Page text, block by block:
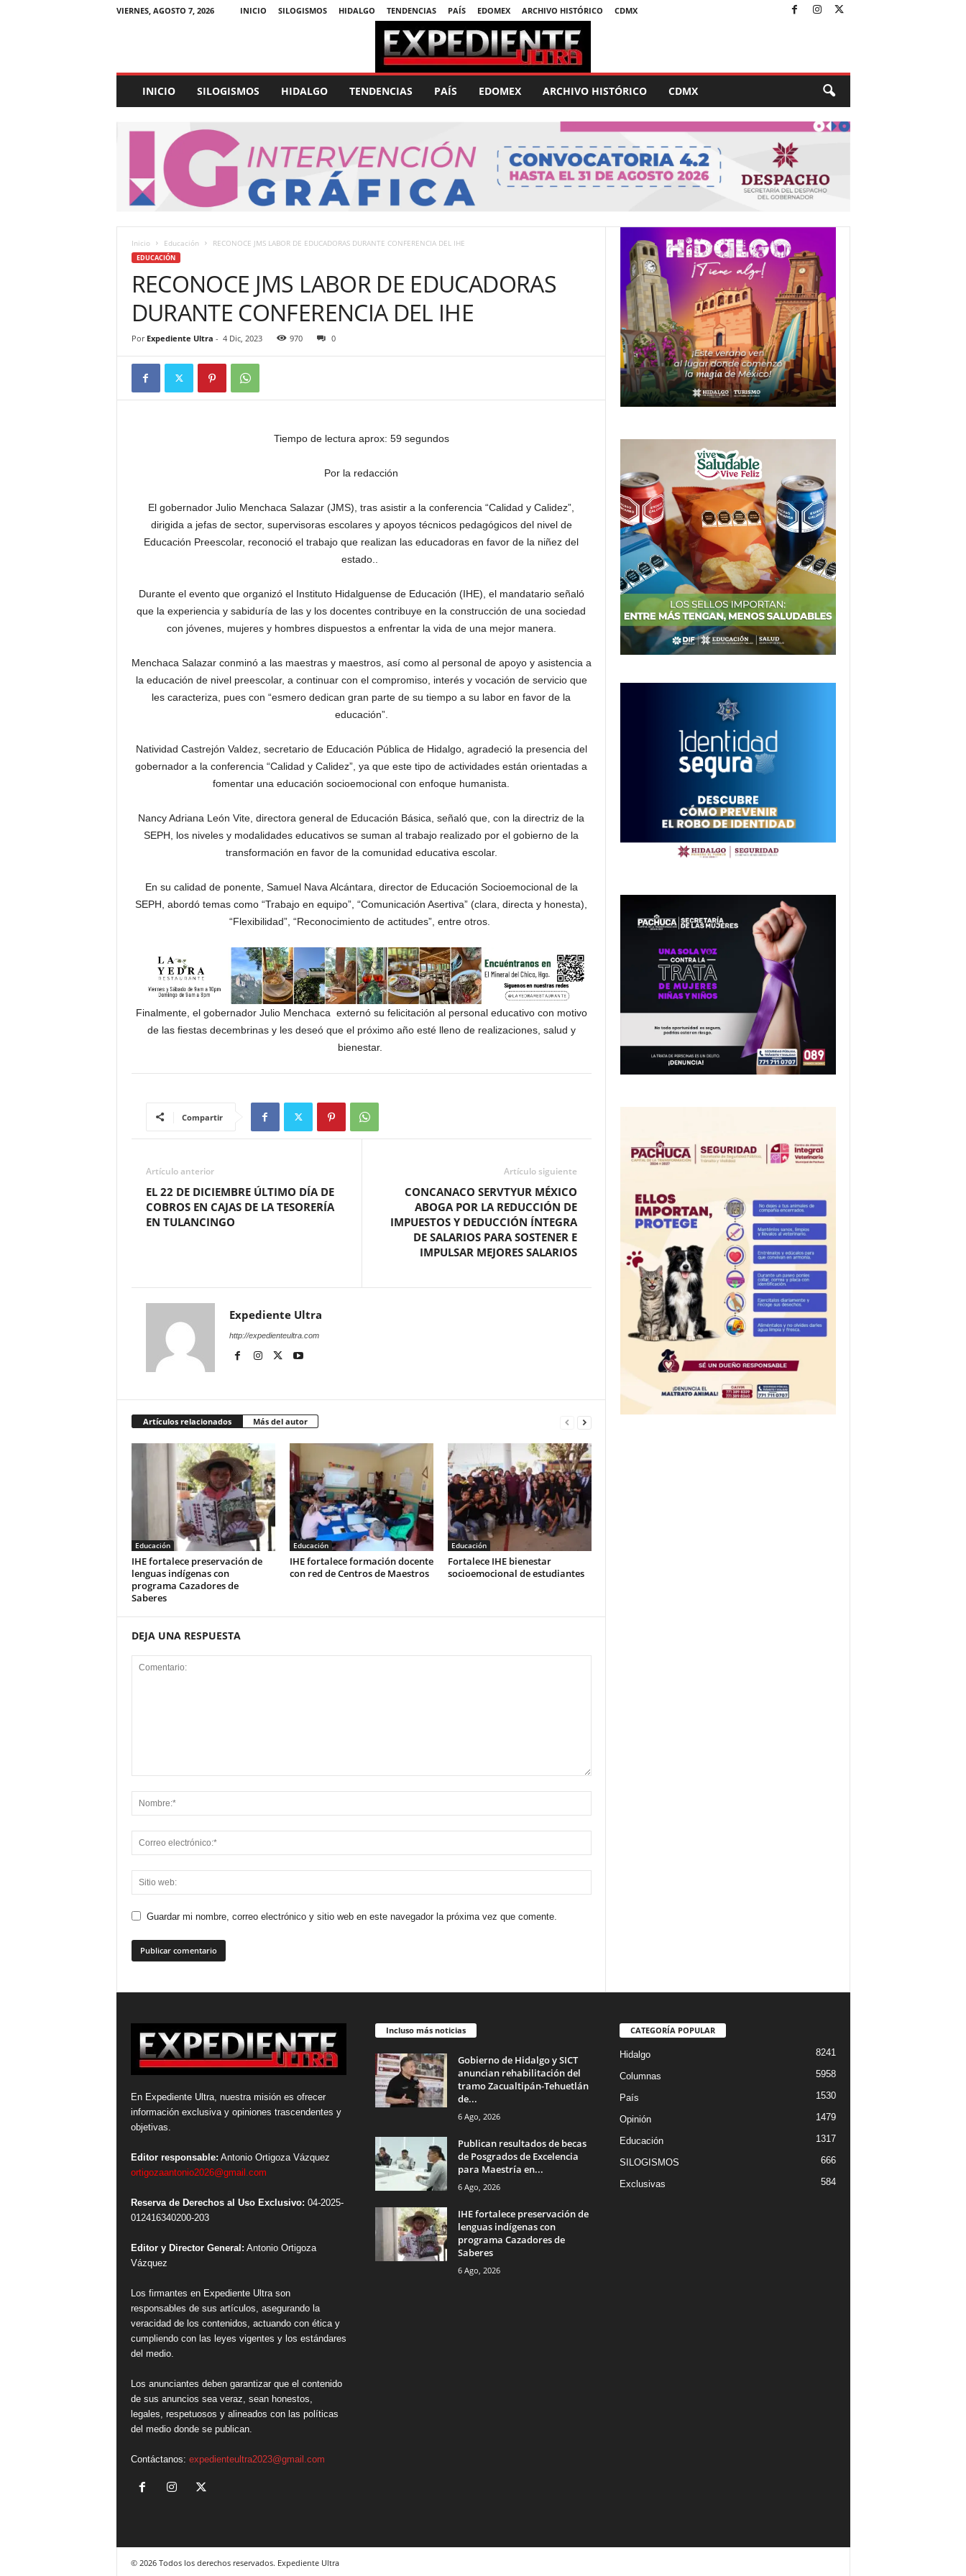
VIERNES, AGOSTO 7, 2026 INICIO SILOGISMOS HIDALGO TENDENCIAS PAÍS EDOMEX ARCHIVO HISTÓRICO CDMX
p
e
U
INICIO SILOGISMOS HIDALGO TENDENCIAS PAÍS EDOMEX ARCHIVO HISTÓRICO CDMX
Inicio Educación RECONOCE JMS LABOR DE EDUCADORAS DURANTE CONFERENCIA DEL IHE
EDUCACIÓN
RECONOCE JMS LABOR DE EDUCADORAS
DURANTE CONFERENCIA DEL IHE
Por Expediente Ultra - 4 Dic, 2023 970 0
Tiempo de lectura aprox: 59 segundos
Por la redacción
El gobernador Julio Menchaca Salazar (JMS), tras asistir a la conferencia “Calidad y Calidez”,
dirigida a jefas de sector, supervisoras escolares y apoyos técnicos pedagógicos del nivel de
Educación Preescolar, reconoció el trabajo que realizan las educadoras en favor de la niñez del
estado..
Durante el evento que organizó el Instituto Hidalguense de Educación (IHE), el mandatario señaló
que la experiencia y sabiduría de las y los docentes contribuye en la construcción de una sociedad
con jóvenes, mujeres y hombres dispuestos a enfrentar la vida de una mejor manera.
Menchaca Salazar conminó a las maestras y maestros, así como al personal de apoyo y asistencia a
la educación de nivel preescolar, a continuar con el compromiso, interés y vocación de servicio que
les caracteriza, pues con “esmero dedican gran parte de su tiempo a su labor en favor de la
educación”.
Natividad Castrejón Valdez, secretario de Educación Pública de Hidalgo, agradeció la presencia del
gobernador a la conferencia “Calidad y Calidez”, ya que este tipo de actividades están orientadas a
fomentar una educación socioemocional con enfoque humanista.
Nancy Adriana León Vite, directora general de Educación Básica, señaló que, con la directriz de la
SEPH, los niveles y modalidades educativos se suman al trabajo realizado por el gobierno de la
transformación en favor de la comunidad educativa escolar.
En su calidad de ponente, Samuel Nava Alcántara, director de Educación Socioemocional de la
SEPH, abordó temas como “Trabajo en equipo”, “Comunicación Asertiva” (clara, directa y honesta),
“Flexibilidad”, “Reconocimiento de actitudes”, entre otros.
Finalmente, el gobernador Julio Menchaca externó su felicitación al personal educativo con motivo
de las fiestas decembrinas y les deseó que el próximo año esté lleno de realizaciones, salud y
bienestar.
Compartir
Artículo anterior
EL 22 DE DICIEMBRE ÚLTIMO DÍA DE
COBROS EN CAJAS DE LA TESORERÍA
EN TULANCINGO
Artículo siguiente
CONCANACO SERVTYUR MÉXICO
ABOGA POR LA REDUCCIÓN DE
IMPUESTOS Y DEDUCCIÓN ÍNTEGRA
DE SALARIOS PARA SOSTENER E
IMPULSAR MEJORES SALARIOS
Expediente Ultra
http://expedienteultra.com
Artículos relacionados Más del autor
Educación
IHE fortalece preservación de
lenguas indígenas con
programa Cazadores de
Saberes
Educación
IHE fortalece formación docente
con red de Centros de Maestros
Educación
Fortalece IHE bienestar
socioemocional de estudiantes
DEJA UNA RESPUESTA
Guardar mi nombre, correo electrónico y sitio web en este navegador la próxima vez que comente.
En Expediente Ultra, nuestra misión es ofrecer
información exclusiva y opiniones trascendentes y
objetivas.
Editor responsable: Antonio Ortigoza Vázquez
ortigozaantonio2026@gmail.com
Reserva de Derechos al Uso Exclusivo: 04-2025-
012416340200-203
Editor y Director General: Antonio Ortigoza
Vázquez
Los firmantes en Expediente Ultra son
responsables de sus artículos, asegurando la
veracidad de los contenidos, actuando con ética y
cumpliendo con las leyes vigentes y los estándares
del medio.
Los anunciantes deben garantizar que el contenido
de sus anuncios sea veraz, sean honestos,
legales, respetuosos y alineados con las políticas
del medio donde se publican.
Contáctanos: expedienteultra2023@gmail.com
Incluso más noticias
Gobierno de Hidalgo y SICT
anuncian rehabilitación del
tramo Zacualtipán-Tehuetlán
de...
6 Ago, 2026
Publican resultados de becas
de Posgrados de Excelencia
para Maestría en...
6 Ago, 2026
IHE fortalece preservación de
lenguas indígenas con
programa Cazadores de
Saberes
6 Ago, 2026
CATEGORÍA POPULAR
Hidalgo 8241
Columnas 5958
País 1530
Opinión 1479
Educación 1317
SILOGISMOS 666
Exclusivas 584
© 2026 Todos los derechos reservados. Expediente Ultra